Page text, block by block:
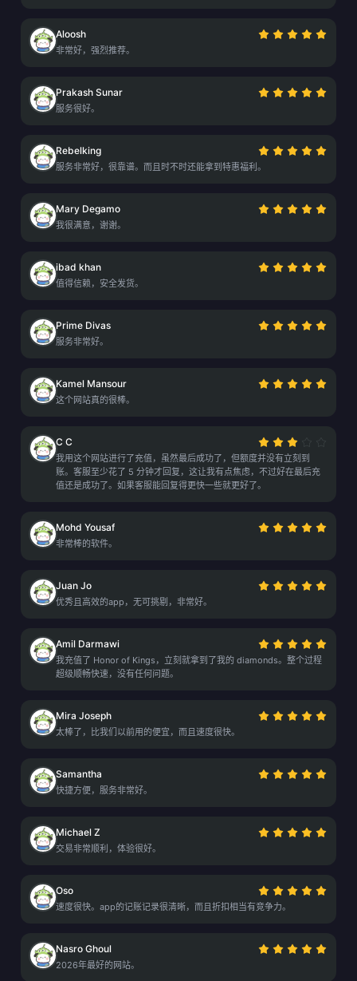
Aloosh
非常好，强烈推荐。
Prakash Sunar
服务很好。
Rebelking
服务非常好，很靠谱。而且时不时还能拿到特惠福利。
Mary Degamo
我很满意，谢谢。
ibad khan
值得信赖，安全发货。
Prime Divas
服务非常好。
Kamel Mansour
这个网站真的很棒。
C C
我用这个网站进行了充值，虽然最后成功了，但额度并没有立刻到
账。客服至少花了 5 分钟才回复，这让我有点焦虑，不过好在最后充
值还是成功了。如果客服能回复得更快一些就更好了。
Mohd Yousaf
非常棒的软件。
Juan Jo
优秀且高效的app，无可挑剔，非常好。
Amil Darmawi
我充值了 Honor of Kings，立刻就拿到了我的 diamonds。整个过程
超级顺畅快速，没有任何问题。
Mira Joseph
太棒了，比我们以前用的便宜，而且速度很快。
Samantha
快捷方便，服务非常好。
Michael Z
交易非常顺利，体验很好。
Oso
速度很快。app的记账记录很清晰，而且折扣相当有竞争力。
Nasro Ghoul
2026年最好的网站。